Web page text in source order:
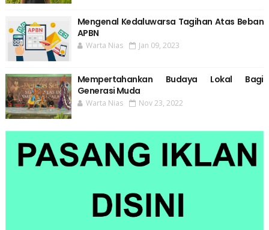
Mengenal Kedaluwarsa Tagihan Atas Beban
APBN
Warta Nias Jan 09, 2023
Mempertahankan Budaya Lokal Bagi
Generasi Muda
Warta Nias Nov 23, 2022